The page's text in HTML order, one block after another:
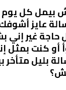
كل يوم
عايز أشوفك
غير إني
أو كنت بمثل
بليل متأخر